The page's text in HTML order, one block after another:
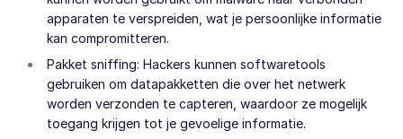
apparaten te verspreiden, wat je persoonlijke informatie
kan compromitteren.
Pakket sniffing: Hackers kunnen softwaretools
gebruiken om datapakketten die over het netwerk
worden verzonden te capteren, waardoor ze mogelijk
toegang krijgen tot je gevoelige informatie.